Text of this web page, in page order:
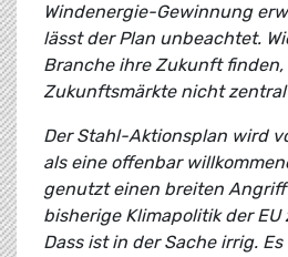
Windenergie-Gewinnung
lässt der Plan unbeachtet.
Branche ihre Zukunft finden,
Zukunftsmärkte nicht
Der Stahl-Aktionsplan wird
als eine offenbar
genutzt einen breiten
bisherige Klimapolitik der EU
Dass ist in der Sache irrig.